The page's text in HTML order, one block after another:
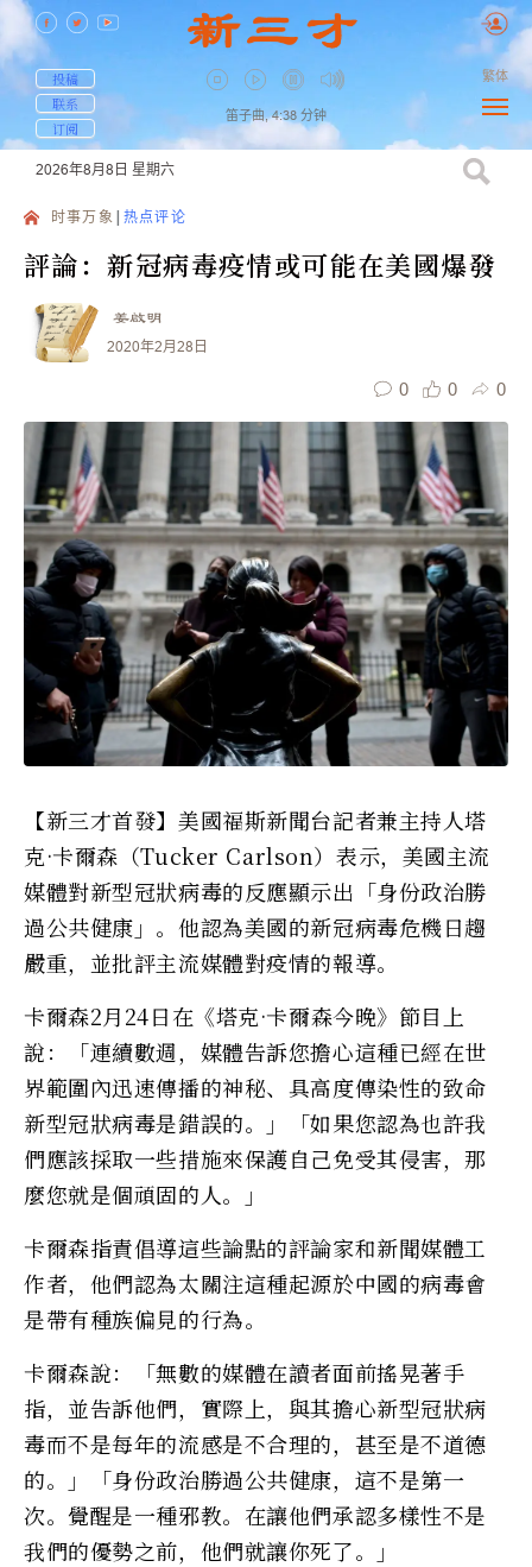
投稿
联系
订阅
笛子曲, 4:38 分钟
繁体
2026年8月8日 星期六
时事万象 热点评论
評論：新冠病毒疫情或可能在美國爆發
姜啟明
2020年2月28日
0 0 0
【新三才首發】美國福斯新聞台記者兼主持人塔
克·卡爾森（Tucker Carlson）表示，美國主流
媒體對新型冠狀病毒的反應顯示出「身份政治勝
過公共健康」。他認為美國的新冠病毒危機日趨
嚴重，並批評主流媒體對疫情的報導。
卡爾森2月24日在《塔克·卡爾森今晚》節目上
說：「連續數週，媒體告訴您擔心這種已經在世
界範圍內迅速傳播的神秘、具高度傳染性的致命
新型冠狀病毒是錯誤的。」「如果您認為也許我
們應該採取一些措施來保護自己免受其侵害，那
麼您就是個頑固的人。」
卡爾森指責倡導這些論點的評論家和新聞媒體工
作者，他們認為太關注這種起源於中國的病毒會
是帶有種族偏見的行為。
卡爾森說：「無數的媒體在讀者面前搖晃著手
指，並告訴他們，實際上，與其擔心新型冠狀病
毒而不是每年的流感是不合理的，甚至是不道德
的。」「身份政治勝過公共健康，這不是第一
次。覺醒是一種邪教。在讓他們承認多樣性不是
我們的優勢之前，他們就讓你死了。」